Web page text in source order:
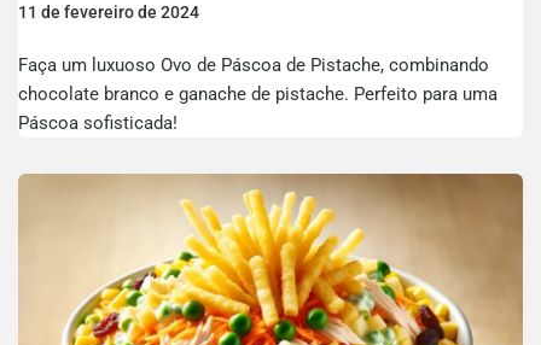
11 de fevereiro de 2024
Faça um luxuoso Ovo de Páscoa de Pistache, combinando
chocolate branco e ganache de pistache. Perfeito para uma
Páscoa sofisticada!